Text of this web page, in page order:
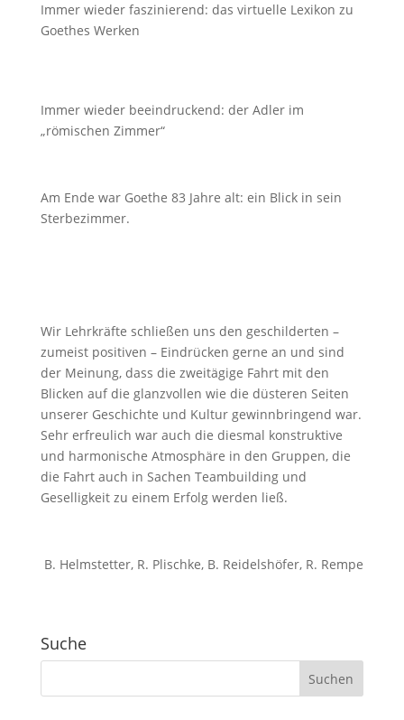
Immer wieder faszinierend: das virtuelle Lexikon zu
Goethes Werken
Immer wieder beeindruckend: der Adler im
„römischen Zimmer“
Am Ende war Goethe 83 Jahre alt: ein Blick in sein
Sterbezimmer.
Wir Lehrkräfte schließen uns den geschilderten –
zumeist positiven – Eindrücken gerne an und sind
der Meinung, dass die zweitägige Fahrt mit den
Blicken auf die glanzvollen wie die düsteren Seiten
unserer Geschichte und Kultur gewinnbringend war.
Sehr erfreulich war auch die diesmal konstruktive
und harmonische Atmosphäre in den Gruppen, die
die Fahrt auch in Sachen Teambuilding und
Geselligkeit zu einem Erfolg werden ließ.
B. Helmstetter, R. Plischke, B. Reidelshöfer, R. Rempe
Suche